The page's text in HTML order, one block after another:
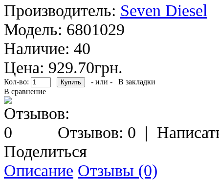
Производитель: Seven Diesel
Модель: 6801029
Наличие: 40
Цена: 929.70грн.
Кол-во: - или -
В закладки
В сравнение
Отзывов: 0 |
Поделиться
Описание Отзывы (0)